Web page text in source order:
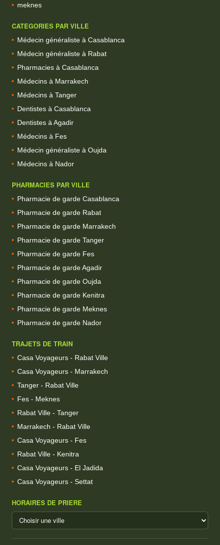
meknes
CATEGORIES PAR VILLE
Médecin généraliste à Casablanca
Médecin généraliste à Rabat
Pharmacies à Casablanca
Médecins à Marrakech
Médecins à Tanger
Dentistes à Casablanca
Dentistes à Agadir
Médecins à Fes
Médecin généraliste à Oujda
Médecins à Nador
PHARMACIES PAR VILLE
Pharmacie de garde Casablanca
Pharmacie de garde Rabat
Pharmacie de garde Marrakech
Pharmacie de garde Tanger
Pharmacie de garde Fes
Pharmacie de garde Agadir
Pharmacie de garde Oujda
Pharmacie de garde Kenitra
Pharmacie de garde Meknes
Pharmacie de garde Nador
TRAJETS DE TRAIN
Casa Voyageurs - Rabat Ville
Casa Voyageurs - Marrakech
Tanger - Rabat Ville
Fes - Meknes
Rabat Ville - Tanger
Marrakech - Rabat Ville
Casa Voyageurs - Fes
Rabat Ville - Kenitra
Casa Voyageurs - El Jadida
Casa Voyageurs - Settat
HORAIRES DE PRIERE